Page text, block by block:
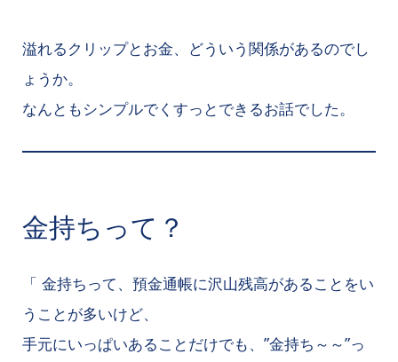
溢れるクリップとお金、どういう関係があるのでし
ょうか。
なんともシンプルでくすっとできるお話でした。
金持ちって？
「 金持ちって、預金通帳に沢山残高があることをい
うことが多いけど、
手元にいっぱいあることだけでも、”金持ち～～”っ